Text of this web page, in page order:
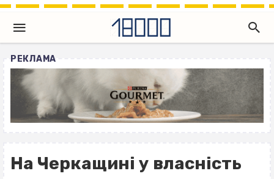
РЕКЛАМА
На Черкащині у власність